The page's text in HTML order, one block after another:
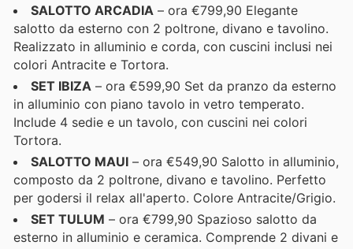
SALOTTO ARCADIA – ora €799,90 Elegante
salotto da esterno con 2 poltrone, divano e tavolino.
Realizzato in alluminio e corda, con cuscini inclusi nei
colori Antracite e Tortora.
SET IBIZA – ora €599,90 Set da pranzo da esterno
in alluminio con piano tavolo in vetro temperato.
Include 4 sedie e un tavolo, con cuscini nei colori
Tortora.
SALOTTO MAUI – ora €549,90 Salotto in alluminio,
composto da 2 poltrone, divano e tavolino. Perfetto
per godersi il relax all'aperto. Colore Antracite/Grigio.
SET TULUM – ora €799,90 Spazioso salotto da
esterno in alluminio e ceramica. Comprende 2 divani e